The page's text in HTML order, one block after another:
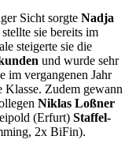
Sicht sorgteNadja
stellte sie bereits im
steigerte sie die
und wurde sehr
im vergangenen Jahr
Klasse. Zudem gewann
Niklas Loßner
(Erfurt)Staffel-
2x BiFin).